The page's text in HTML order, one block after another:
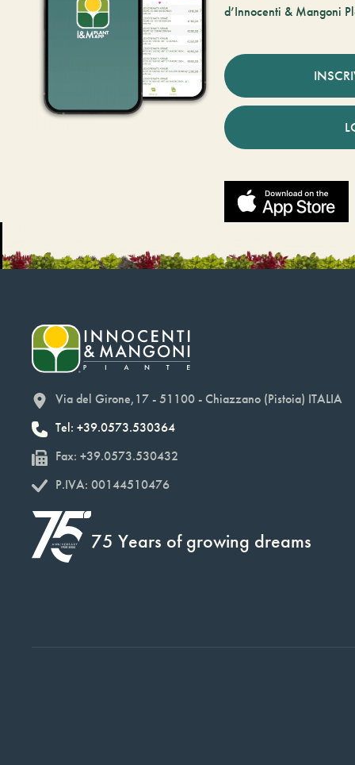
d’Innocenti & Mangoni
Via del Girone,17 - 51100 - Chiazzano (Pistoia) ITALIA
Tel: +39.0573.530364
Fax: +39.0573.530432
P.IVA: 00144510476
75 Years of growing dreams